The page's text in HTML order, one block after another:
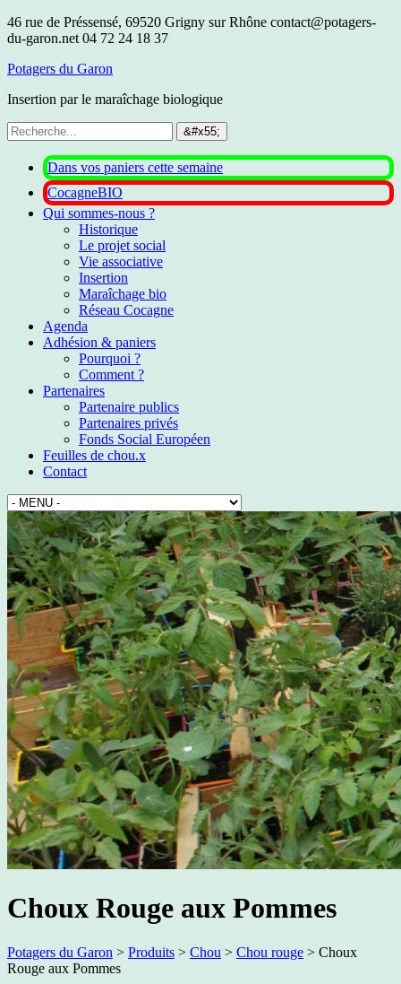
46 rue de Préssensé, 69520 Grigny sur Rhône contact@potagers-
du-garon.net 04 72 24 18 37
Potagers du Garon
Insertion par le maraîchage biologique
Dans vos paniers cette semaine
CocagneBIO
Qui sommes-nous ?
Historique
Le projet social
Vie associative
Insertion
Maraîchage bio
Réseau Cocagne
Agenda
Adhésion & paniers
Pourquoi ?
Comment ?
Partenaires
Partenaire publics
Partenaires privés
Fonds Social Européen
Feuilles de chou.x
Contact
Choux Rouge aux Pommes
Potagers du Garon > Produits > Chou > Chou rouge > Choux
Rouge aux Pommes